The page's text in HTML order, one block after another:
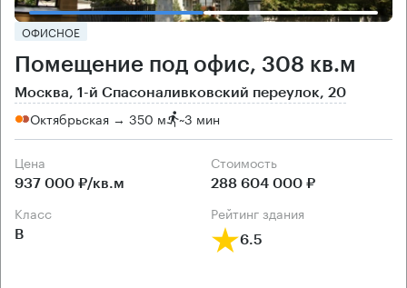
ОФИСНОЕ
Помещение под офис, 308 кв.м
Москва, 1-й Спасоналивковский переулок, 20
Октябрьская → 350 м ~3 мин
Цена
937 000 ₽/кв.м
Cтоимость
288 604 000 ₽
класс
B
рейтинг здания
6.5